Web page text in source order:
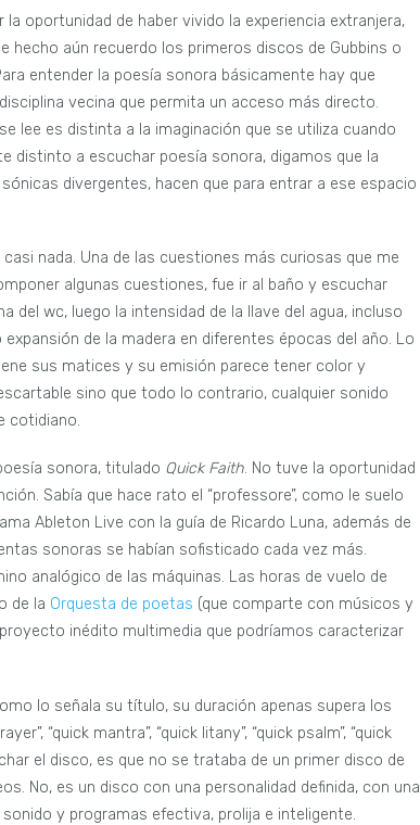
oportunidad de haber vivido la experiencia extranjera,
aún recuerdo los primeros discos de Gubbins o
entender la poesía sonora básicamente hay que
vecina que permita un acceso más directo.
lee es distinta a la imaginación que se utiliza cuando
distinto a escuchar poesía sonora, digamos que la
divergentes, hacen que para entrar a ese espacio
nada. Una de las cuestiones más curiosas que me
algunas cuestiones, fue ir al baño y escuchar
del wc, luego la intensidad de la llave del agua, incluso
de la madera en diferentes épocas del año. Lo
sus matices y su emisión parece tener color y
sino que todo lo contrario, cualquier sonido
cotidiano.
sonora, titulado Quick Faith. No tuve la oportunidad
Sabía que hace rato el “professore”, como le suelo
Ableton Live con la guía de Ricardo Luna, además de
sonoras se habían sofisticado cada vez más.
analógico de las máquinas. Las horas de vuelo de
de la Orquesta de poetas (que comparte con músicos y
inédito multimedia que podríamos caracterizar
lo señala su título, su duración apenas supera los
“quick mantra”, “quick litany”, “quick psalm”, “quick
el disco, es que no se trataba de un primer disco de
No, es un disco con una personalidad definida, con una
y programas efectiva, prolija e inteligente.